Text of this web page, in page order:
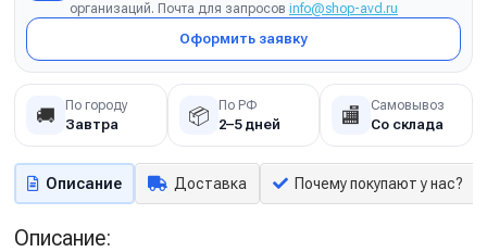
организаций. Почта для запросов info@shop-avd.ru
Оформить заявку
🚚 По городу
Завтра 📦 По РФ
2–5 дней 🏬 Самовывоз
Со склада
Описание Доставка Почему покупают у нас?
Описание: